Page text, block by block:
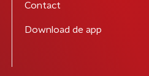
Contact
Download de app